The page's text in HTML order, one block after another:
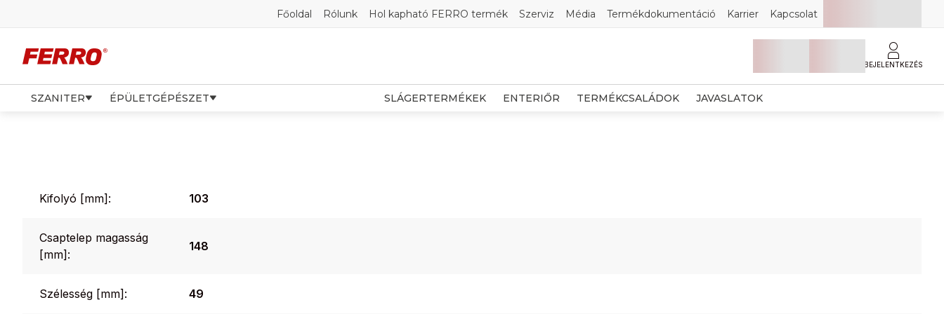
Főoldal Rólunk Hol kapható FERRO termék Szerviz Média Termékdokumentáció Karrier Kapcsolat
BEJELENTKEZÉS
SZANITER ÉPÜLETGÉPÉSZET SLÁGERTERMÉKEK ENTERIŐR TERMÉKCSALÁDOK JAVASLATOK
Kifolyó [mm]: 103
Csaptelep magasság
[mm]:
148
Szélesség [mm]: 49